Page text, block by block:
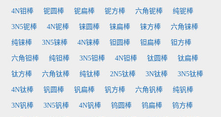
4N钼棒 铌圆棒 铌扁棒 铌方棒 六角铌棒 纯铌棒
3N5铌棒 4N铌棒 铼圆棒 铼扁棒 铼方棒 六角铼棒
纯铼棒 3N5铼棒 4N铼棒 钽圆棒 钽扁棒 钽方棒
六角钽棒 纯钽棒 3N5钽棒 4N钽棒 钛圆棒 钛扁棒
钛方棒 六角钛棒 纯钛棒 2N5钛棒 3N钛棒 3N5钛棒
4N钛棒 钒圆棒 钒扁棒 钒方棒 六角钒棒 纯钒棒
3N钒棒 3N5钒棒 4N钒棒 钨圆棒 钨扁棒 钨方棒